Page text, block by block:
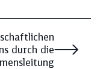
durch die